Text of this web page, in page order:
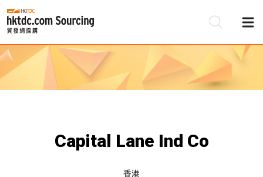
Capital Lane Ind Co
香港